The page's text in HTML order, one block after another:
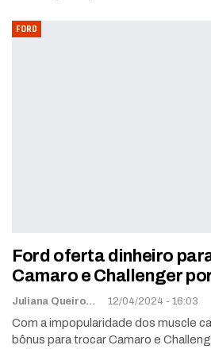
FORD
Ford oferta dinheiro
Camaro e Challenger
Juliana Queiroz 12/04/2024 - 16:03
Com a impopularidade dos muscle
bônus para trocar Camaro e